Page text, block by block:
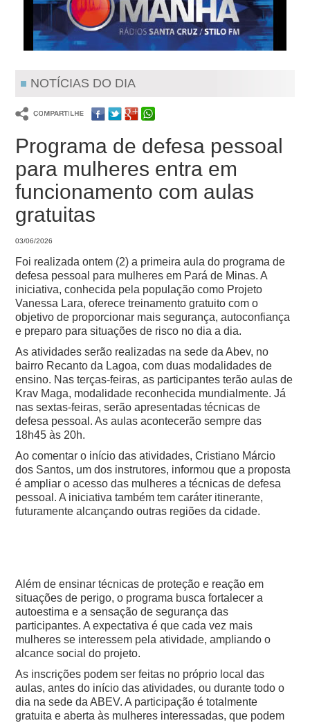
NOTÍCIAS DO DIA
Programa de defesa pessoal
para mulheres entra em
funcionamento com aulas
gratuitas
03/06/2026
Foi realizada ontem (2) a primeira aula do programa de
defesa pessoal para mulheres em Pará de Minas. A
iniciativa, conhecida pela população como Projeto
Vanessa Lara, oferece treinamento gratuito com o
objetivo de proporcionar mais segurança, autoconfiança
e preparo para situações de risco no dia a dia.
As atividades serão realizadas na sede da Abev, no
bairro Recanto da Lagoa, com duas modalidades de
ensino. Nas terças-feiras, as participantes terão aulas de
Krav Maga, modalidade reconhecida mundialmente. Já
nas sextas-feiras, serão apresentadas técnicas de
defesa pessoal. As aulas acontecerão sempre das
18h45 às 20h.
Ao comentar o início das atividades, Cristiano Márcio
dos Santos, um dos instrutores, informou que a proposta
é ampliar o acesso das mulheres a técnicas de defesa
pessoal. A iniciativa também tem caráter itinerante,
futuramente alcançando outras regiões da cidade.
Além de ensinar técnicas de proteção e reação em
situações de perigo, o programa busca fortalecer a
autoestima e a sensação de segurança das
participantes. A expectativa é que cada vez mais
mulheres se interessem pela atividade, ampliando o
alcance social do projeto.
As inscrições podem ser feitas no próprio local das
aulas, antes do início das atividades, ou durante todo o
dia na sede da ABEV. A participação é totalmente
gratuita e aberta às mulheres interessadas, que podem